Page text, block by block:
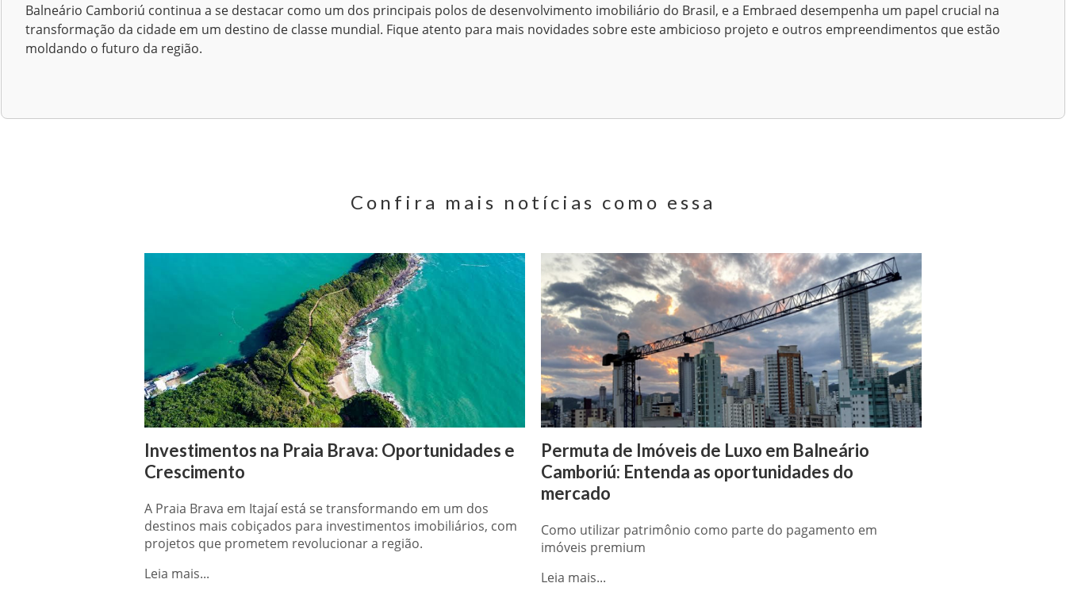
Balneário Camboriú continua a se destacar como um dos principais polos de desenvolvimento imobiliário do Brasil, e a Embraed desempenha um papel crucial na
transformação da cidade em um destino de classe mundial. Fique atento para mais novidades sobre este ambicioso projeto e outros empreendimentos que estão
moldando o futuro da região.
Confira mais notícias como essa
Investimentos na Praia Brava: Oportunidades e
Crescimento
A Praia Brava em Itajaí está se transformando em um dos
destinos mais cobiçados para investimentos imobiliários, com
projetos que prometem revolucionar a região.
Leia mais...
Permuta de Imóveis de Luxo em Balneário
Camboriú: Entenda as oportunidades do
mercado
Como utilizar patrimônio como parte do pagamento em
imóveis premium
Leia mais...